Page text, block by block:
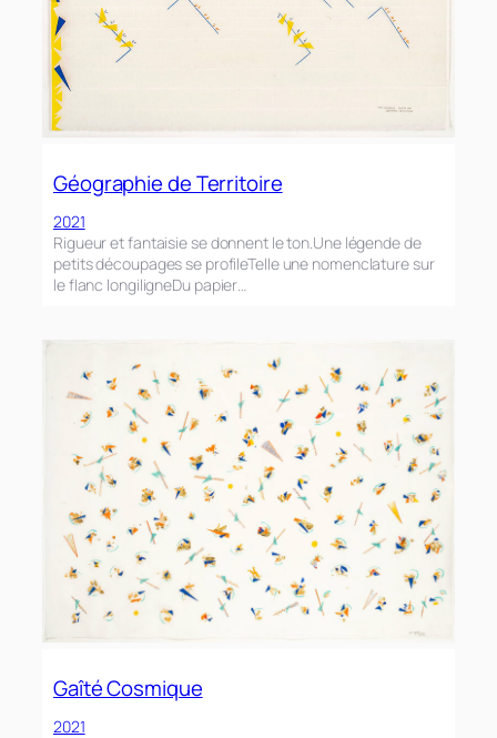
Géographie de Territoire
2021
Rigueur et fantaisie se donnent le ton.Une légende de
petits découpages se profileTelle une nomenclature sur
le flanc longiligneDu papier…
Gaîté Cosmique
2021